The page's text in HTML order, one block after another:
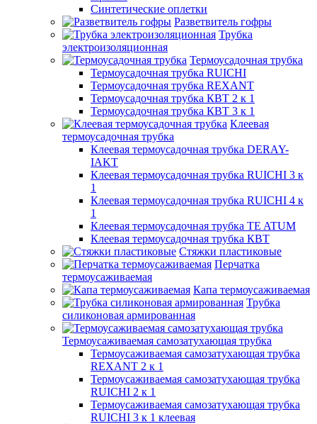
Синтетические оплетки
Разветвитель гофры
Трубка
электроизоляционная
Термоусадочная трубка
Термоусадочная трубка RUICHI
Термоусадочная трубка REXANT
Термоусадочная трубка КВТ 2 к 1
Термоусадочная трубка КВТ 3 к 1
Клеевая
термоусадочная трубка
Клеевая термоусадочная трубка DERAY-
IAKT
Клеевая термоусадочная трубка RUICHI 3 к
1
Клеевая термоусадочная трубка RUICHI 4 к
1
Клеевая термоусадочная трубка TE ATUM
Клеевая термоусадочная трубка КВТ
Стяжки пластиковые
Перчатка
термоусаживаемая
Капа термоусаживаемая
Трубка
силиконовая армированная
Термоусаживаемая самозатухающая трубка
Термоусаживаемая самозатухающая трубка
REXANT 2 к 1
Термоусаживаемая самозатухающая трубка
RUICHI 2 к 1
Термоусаживаемая самозатухающая трубка
RUICHI 3 к 1 клеевая